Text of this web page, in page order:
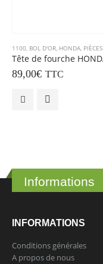
1100, BOL D'OR, HONDA, PIÈCES
89,00€ TTC
Informations
INFORMATIONS
Conditions générales
A propos de nous